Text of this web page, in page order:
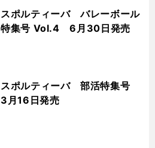
スポルティーバ バレーボール
特集号 Vol.4 6月30日発売
スポルティーバ 部活特集号
3月16日発売